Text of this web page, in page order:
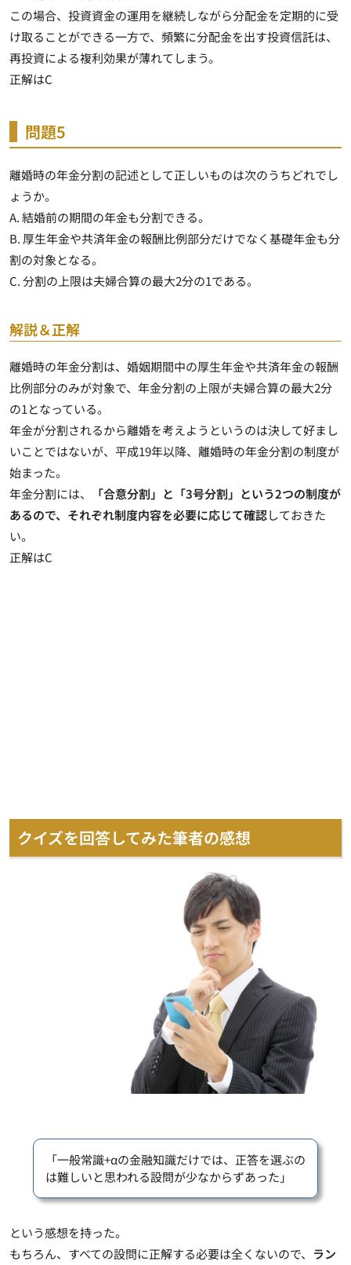
この場合、投資資金の運用を継続しながら分配金を定期的に受
け取ることができる一方で、 頻繁に分配金を出す投資信託は、
再投資による複利効果が薄れてしまう。
正解はC
問題5
離婚時の年金分割の記述として正しいものは次のうちどれでし
ょうか。
A. 結婚前の期間の年金も分割できる。
B. 厚生年金や共済年金の報酬比例部分だけでなく基礎年金も分
割の対象となる。
C. 分割の上限は夫婦合算の最大2分の1である。
解説＆正解
離婚時の年金分割は、 婚姻期間中の厚生年金や共済年金の報酬
比例部分のみが対象で、年金分割の上限が夫婦合算の最大2分
の1となっている。
年金が分割されるから離婚を考えようというのは決して好まし
いことではないが、平成19年以降、離婚時の年金分割の制度が
始まった。
年金分割には、
「合意分割」と「3号分割」という2つの制度が
あるので、それぞれ制度内容を必要に応じて確認しておきた
い。
正解はC
クイズを回答してみた筆者の感想
「一般常識+αの金融知識だけでは、正答を選ぶの
は難しいと思われる設問が少なからずあった」
という感想を持った。
もちろん、すべての設問に正解する必要は全くないので、 ラン